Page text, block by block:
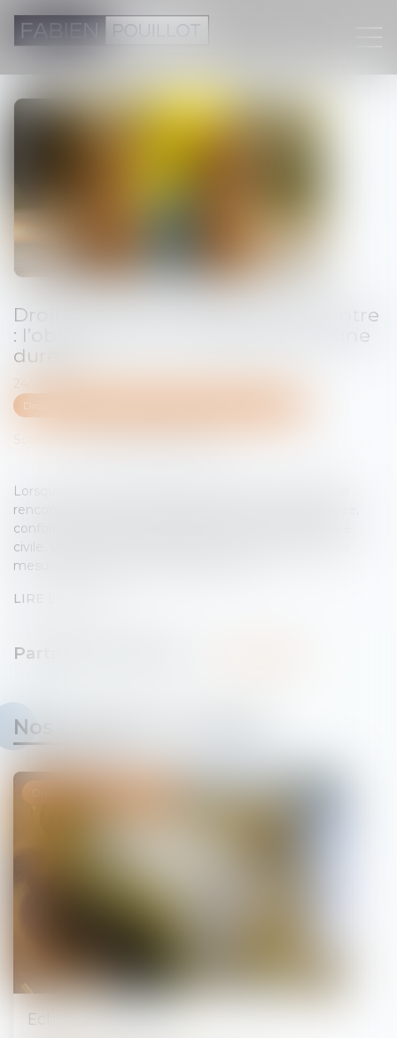
Droit de visite en espace de rencontre
: l’obligation pour le juge de fixer une
durée
Droit de la famille, des personnes et de leur patrimoine
Lorsqu'un droit de visite est exercé dans un espace de
rencontre, le juge doit impérativement en fixer la durée,
conformément à l'article 1180-5 du Code de procédure
civile. L'absence de précision quant à la durée de cette
mesure constitue une violation de la loi...
LIRE LA SUITE
Nos dernières actualités
Echec au dilatoire !